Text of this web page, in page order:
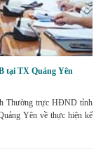
tại TX Quảng Yên
Thường trực HĐND tỉnh
Yên về thực hiện kế